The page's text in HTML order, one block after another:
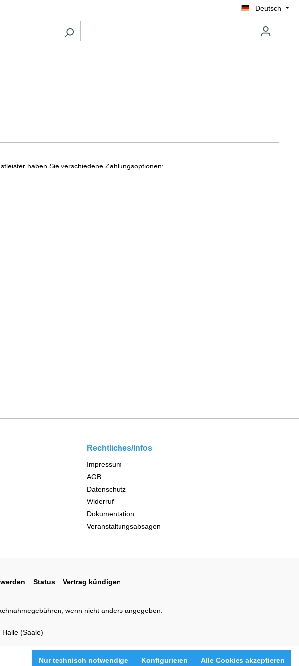
Deutsch
haben Sie verschiedene Zahlungsoptionen:
Rechtliches/Infos
Impressum
AGB
Datenschutz
Widerruf
Dokumentation
Veranstaltungsabsagen
Status Vertrag kündigen
wenn nicht anders angegeben.
Halle (Saale)
Nur technisch notwendige Konfigurieren Alle Cookies akzeptieren